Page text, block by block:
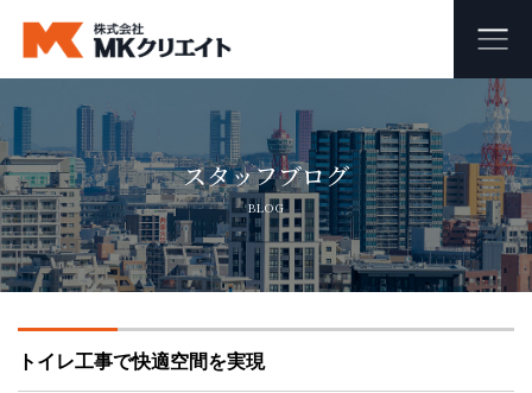
ホーム
MKクリエイトのワンストップ自社施工
ビル・マンション・商業施設の大規模修繕工事
外壁塗装・防水工事
オフィス・店舗の内装リフォーム・リノベーション
スタッフブログ
BLOG
トイレ工事で快適空間を実現